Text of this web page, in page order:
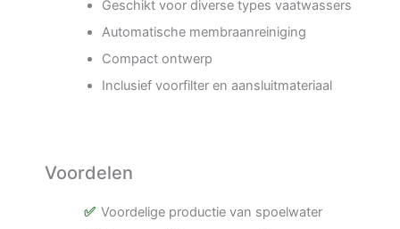
Geschikt voor diverse types vaatwassers
Automatische membraanreiniging
Compact ontwerp
Inclusief voorfilter en aansluitmateriaal
Voordelen
Voordelige productie van spoelwater